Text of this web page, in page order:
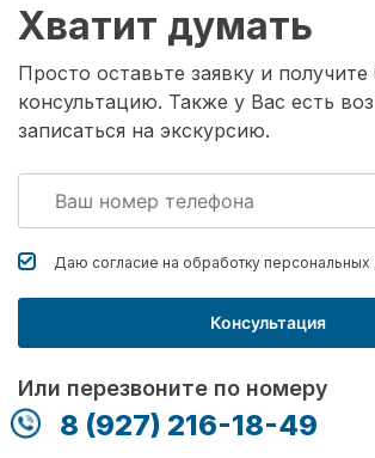
Хватит думать
Просто оставьте заявку и
консультацию. Также у Вас есть
записаться на экскурсию.
Даю согласие на обработку персональных
Консультация
Или перезвоните по номеру
8 (927) 216-18-49